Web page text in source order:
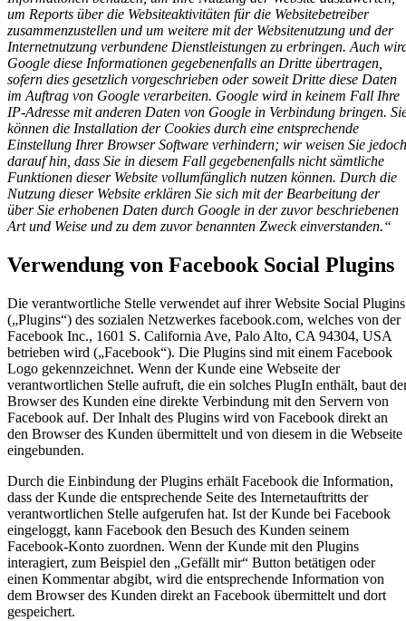
um Reports über die Websiteaktivitäten für die Websitebetreiber
zusammenzustellen und um weitere mit der Websitenutzung und der
Internetnutzung verbundene Dienstleistungen zu erbringen. Auch
Google diese Informationen gegebenenfalls an Dritte übertragen,
sofern dies gesetzlich vorgeschrieben oder soweit Dritte diese Daten
im Auftrag von Google verarbeiten. Google wird in keinem Fall Ihre
IP-Adresse mit anderen Daten von Google in Verbindung bringen.
können die Installation der Cookies durch eine entsprechende
Einstellung Ihrer Browser Software verhindern; wir weisen Sie jedoch
darauf hin, dass Sie in diesem Fall gegebenenfalls nicht sämtliche
Funktionen dieser Website vollumfänglich nutzen können. Durch die
Nutzung dieser Website erklären Sie sich mit der Bearbeitung der
über Sie erhobenen Daten durch Google in der zuvor beschriebenen
Art und Weise und zu dem zuvor benannten Zweck einverstanden.“
Verwendung von Facebook Social Plugins
Die verantwortliche Stelle verwendet auf ihrer Website Social Plugins
(„Plugins“) des sozialen Netzwerkes facebook.com, welches von der
Facebook Inc., 1601 S. California Ave, Palo Alto, CA 94304, USA
betrieben wird („Facebook“). Die Plugins sind mit einem Facebook
Logo gekennzeichnet. Wenn der Kunde eine Webseite der
verantwortlichen Stelle aufruft, die ein solches PlugIn enthält, baut
Browser des Kunden eine direkte Verbindung mit den Servern von
Facebook auf. Der Inhalt des Plugins wird von Facebook direkt an
den Browser des Kunden übermittelt und von diesem in die Webseite
eingebunden.
Durch die Einbindung der Plugins erhält Facebook die Information,
dass der Kunde die entsprechende Seite des Internetauftritts der
verantwortlichen Stelle aufgerufen hat. Ist der Kunde bei Facebook
eingeloggt, kann Facebook den Besuch des Kunden seinem
Facebook-Konto zuordnen. Wenn der Kunde mit den Plugins
interagiert, zum Beispiel den „Gefällt mir“ Button betätigen oder
einen Kommentar abgibt, wird die entsprechende Information von
dem Browser des Kunden direkt an Facebook übermittelt und dort
gespeichert.